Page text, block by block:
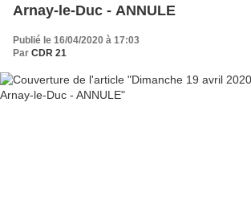
Arnay-le-Duc - ANNULE
Publié le 16/04/2020 à 17:03
Par CDR 21